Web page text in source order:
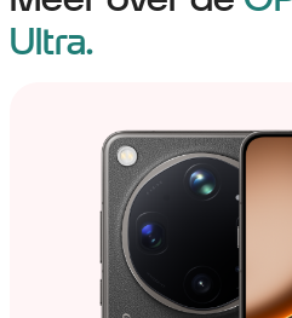
Ultra.